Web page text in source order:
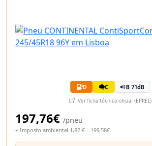
D C B 71dB
Ver ficha técnica oficial (EPREL)
197,76€ /pneu
+ Imposto ambiental 1,82 € = 199,58€